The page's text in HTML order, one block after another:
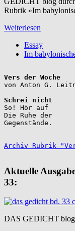
Rubrik »Im
Weiterlesen
Essay
Im
Vers der Woche
Schrei nicht
So! Hör auf
Die Ruhe der
Gegenstände.
Archiv Rubrik
Aktuelle
33:
DAS GEDICHT blog